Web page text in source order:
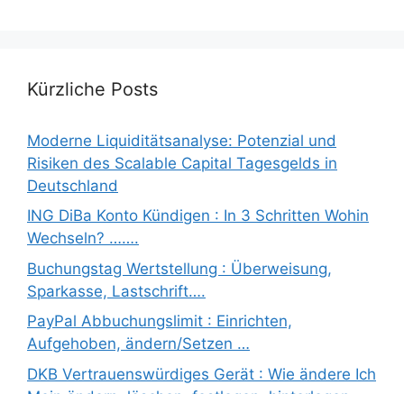
Kürzliche Posts
Moderne Liquiditätsanalyse: Potenzial und
Risiken des Scalable Capital Tagesgelds in
Deutschland
ING DiBa Konto Kündigen : In 3 Schritten Wohin
Wechseln? …….
Buchungstag Wertstellung : Überweisung,
Sparkasse, Lastschrift….
PayPal Abbuchungslimit : Einrichten,
Aufgehoben, ändern/Setzen …
DKB Vertrauenswürdiges Gerät : Wie ändere Ich